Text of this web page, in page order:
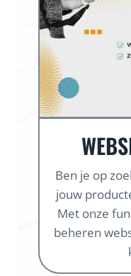
Ben je op
jouw
Met onze
beheren